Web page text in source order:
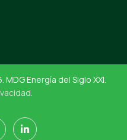
Energía del Siglo XXI.
.